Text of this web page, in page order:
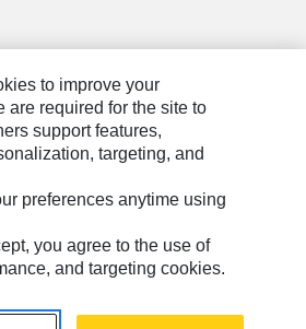
Tutti i diritti riservati.
to improve your
are required for the site to
support features,
targeting, and
preferences anytime using
you agree to the use of
and targeting cookies.